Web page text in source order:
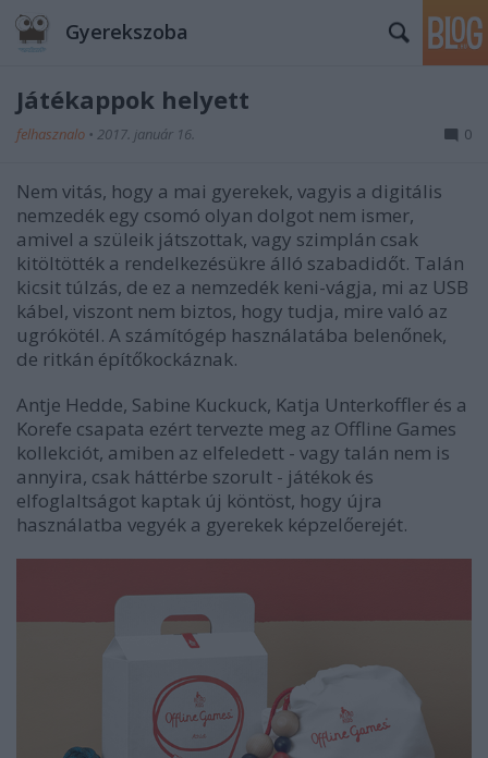
Gyerekszoba
Játékappok helyett
felhasznalo • 2017. január 16. 0
Nem vitás, hogy a mai gyerekek, vagyis a digitális
nemzedék egy csomó olyan dolgot nem ismer,
amivel a szüleik játszottak, vagy szimplán csak
kitöltötték a rendelkezésükre álló szabadidőt. Talán
kicsit túlzás, de ez a nemzedék keni-vágja, mi az USB
kábel, viszont nem biztos, hogy tudja, mire való az
ugrókötél. A számítógép használatába belenőnek,
de ritkán építőkockáznak.
Antje Hedde, Sabine Kuckuck, Katja Unterkoffler és a
Korefe csapata ezért tervezte meg az Offline Games
kollekciót, amiben az elfeledett - vagy talán nem is
annyira, csak háttérbe szorult - játékok és
elfoglaltságot kaptak új köntöst, hogy újra
használatba vegyék a gyerekek képzelőerejét.